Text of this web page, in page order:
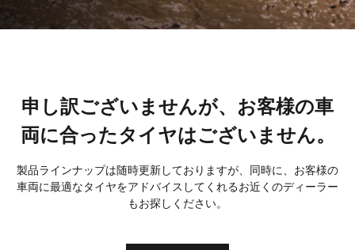
申し訳ございませんが、お客様の車
両に合ったタイヤはございません。
製品ラインナップは随時更新しておりますが、同時に、お客様の
車両に最適なタイヤをアドバイスしてくれるお近くのディーラー
もお探しください。